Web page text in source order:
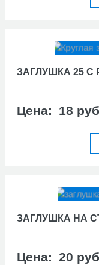
ЗАГЛУШКА 25 С
Цена: 18
ЗАГЛУШКА НА
Цена: 20